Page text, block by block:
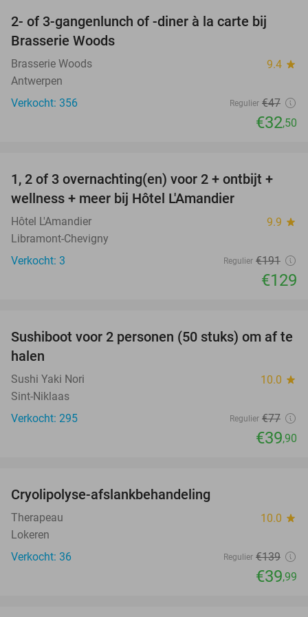
31%
2- of 3-gangenlunch of -diner à la carte bij
Brasserie Woods
Brasserie Woods 9.4 star
Antwerpen
Verkocht: 356
Regulier €47
€32,50
32%
TODAY
1, 2 of 3 overnachting(en) voor 2 + ontbijt +
wellness + meer bij Hôtel L'Amandier
Hôtel L'Amandier 9.9 star
Libramont-Chevigny
Verkocht: 3
Regulier €191
€129
48%
Sushiboot voor 2 personen (50 stuks) om af te
halen
Sushi Yaki Nori 10.0 star
Sint-Niklaas
Verkocht: 295
Regulier €77
€39,90
Cryolipolyse-afslankbehandeling
Therapeau 10.0 star
Lokeren
Verkocht: 36
Regulier €139
€39,99